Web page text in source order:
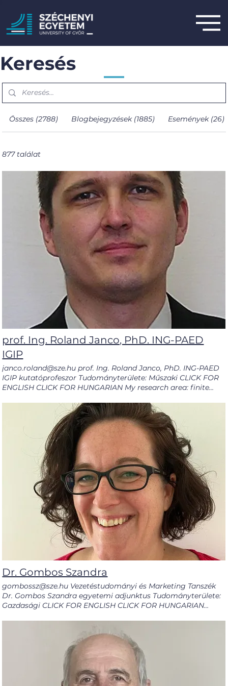
Összes (2788) Blogbejegyzések (1885) Események (26)
877 találat
prof. Ing. Roland Janco, PhD. ING-PAED
IGIP
janco.roland@sze.hu prof. Ing. Roland Janco, PhD. ING-PAED
IGIP kutatóprofeszor Tudományterülete: Műszaki CLICK FOR
ENGLISH CLICK FOR HUNGARIAN My research area: finite
simulation, plasticity, creep and composite material),
material models, welding simulation, structural simulation..
Teaching subjects are Elasticity and strngth of materials,
Statics, Machine Elements, Plasticity and Creep, Structural
simulation by FEM. TANSZÉKI OLDAL PUBLIKÁCIÓK GOOGLE
SCHOLAR Scopus ID ÖNÉLETRAJZ Go janco.roland@sze.hu
OrcID KÉPZÉSEK Gépészmérnöki BSc Gépészmérnöki MSc
CURRICULUM VITAE RESEARCH PUBLICATIONS GOOGLE
SCHOLAR DEPARTMENT PAGE Go janco.roland@sze.hu
Dr. Gombos Szandra
gombossz@sze.hu Vezetéstudományi és Marketing Tanszék
Dr. Gombos Szandra egyetemi adjunktus Tudományterülete:
Gazdasági CLICK FOR ENGLISH CLICK FOR HUNGARIAN
vizsgálatához kapcsolódtak. Jelenleg elsősorban a
fenntarthatóság fogyasztói aspektusaira fókuszál, különös
tekintettel a háztartások élelmiszerpazarlására és az ehhez
kapcsolódó fogyasztói magatartásra. Emellett kiemelt
figyelmet fordít a marketing oktatás módszertani
fejlesztésére, különösen a mesterséges intelligencia alapú
Keresés